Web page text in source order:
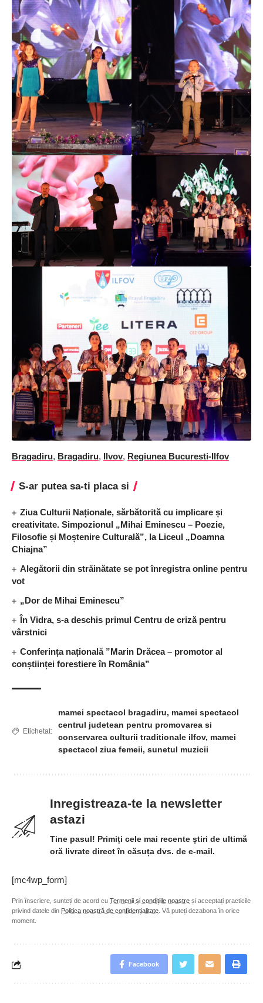
Bragadiru, Bragadiru, Ilvov, Regiunea Bucuresti-Ilfov
S-ar putea sa-ti placa si
Ziua Culturii Naționale, sărbătorită cu implicare și
creativitate. Simpozionul „Mihai Eminescu – Poezie,
Filosofie și Moștenire Culturală”, la Liceul „Doamna
Chiajna”
Alegătorii din străinătate se pot înregistra online pentru
vot
„Dor de Mihai Eminescu”
În Vidra, s-a deschis primul Centru de criză pentru
vârstnici
Conferința națională ”Marin Drăcea – promotor al
conștiinței forestiere în România”
Etichetat:
mamei spectacol bragadiru, mamei spectacol
centrul judetean pentru promovarea si
conservarea culturii traditionale ilfov, mamei
spectacol ziua femeii, sunetul muzicii
Inregistreaza-te la newsletter
astazi
Tine pasul! Primiți cele mai recente știri de ultimă
oră livrate direct în căsuța dvs. de e-mail.
[mc4wp_form]
Prin înscriere, sunteți de acord cu Termenii și condițiile noastre și acceptați practicile
privind datele din Politica noastră de confidențialitate . Vă puteți dezabona în orice
moment.
Facebook